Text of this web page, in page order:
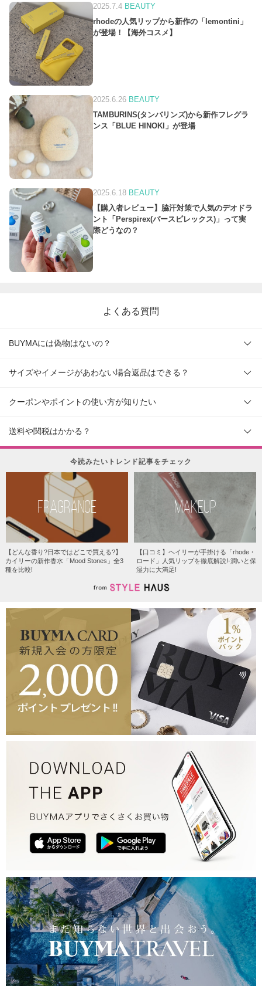
2025.7.4 BEAUTY
rhodeの人気リップから新作の「lemontini」
が登場！【海外コスメ】
2025.6.26 BEAUTY
TAMBURINS(タンバリンズ)から新作フレグラ
ンス「BLUE HINOKI」が登場
2025.6.18 BEAUTY
【購入者レビュー】脇汗対策で人気のデオドラ
ント「Perspirex(パースピレックス)」って実
際どうなの？
よくある質問
BUYMAには偽物はないの？
サイズやイメージがあわない場合返品はできる？
クーポンやポイントの使い方が知りたい
送料や関税はかかる？
今読みたいトレンド記事をチェック
FRAGRANCE
【どんな香り?日本ではどこで買える?】
カイリーの新作香水「Mood Stones」全3
種を比較!
MAKEUP
【口コミ】ヘイリーが手掛ける「rhode・
ロード」人気リップを徹底解説!-潤いと保
湿力に大満足!